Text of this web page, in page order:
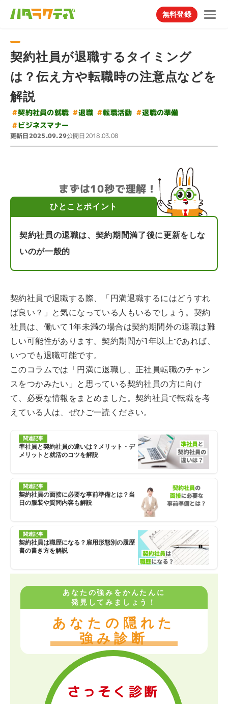
無料登録
契約社員が退職するタイミング
は？伝え方や転職時の注意点などを
解説
#契約社員の就職 #退職 #転職活動 #退職の準備
#ビジネスマナー
更新日2025.09.29公開日2018.03.08
まずは10秒で理解！
ひとことポイント
契約社員の退職は、契約期間満了後に更新をしな
いのが一般的
契約社員で退職する際、「円満退職するにはどうすれ
ば良い？」と気になっている人もいるでしょう。契約
社員は、働いて1年未満の場合は契約期間外の退職は難
しい可能性があります。契約期間が1年以上であれば、
いつでも退職可能です。
このコラムでは「円満に退職し、正社員転職のチャン
スをつかみたい」と思っている契約社員の方に向け
て、必要な情報をまとめました。契約社員で転職を考
えている人は、ぜひご一読ください。
関連記事
準社員と契約社員の違いは？メリット・デ
メリットと就活のコツを解説
関連記事
契約社員の面接に必要な事前準備とは？当
日の服装や質問内容も解説
関連記事
契約社員は職歴になる？雇用形態別の履歴
書の書き方を解説
あなたの強みをかんたんに
発見してみましょう！
あなたの隠れた
強み診断
さっそく診断